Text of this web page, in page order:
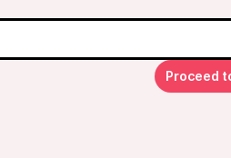
Proceed